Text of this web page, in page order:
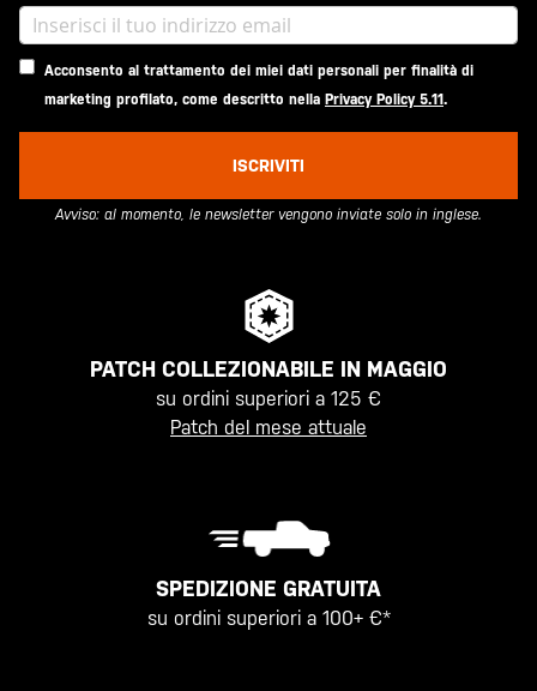
Acconsento al trattamento dei miei dati personali per finalità di
marketing profilato, come descritto nella Privacy Policy 5.11.
ISCRIVITI
Avviso: al momento, le newsletter vengono inviate solo in inglese.
PATCH COLLEZIONABILE IN MAGGIO
su ordini superiori a 125 €
Patch del mese attuale
SPEDIZIONE GRATUITA
su ordini superiori a 100+ €*